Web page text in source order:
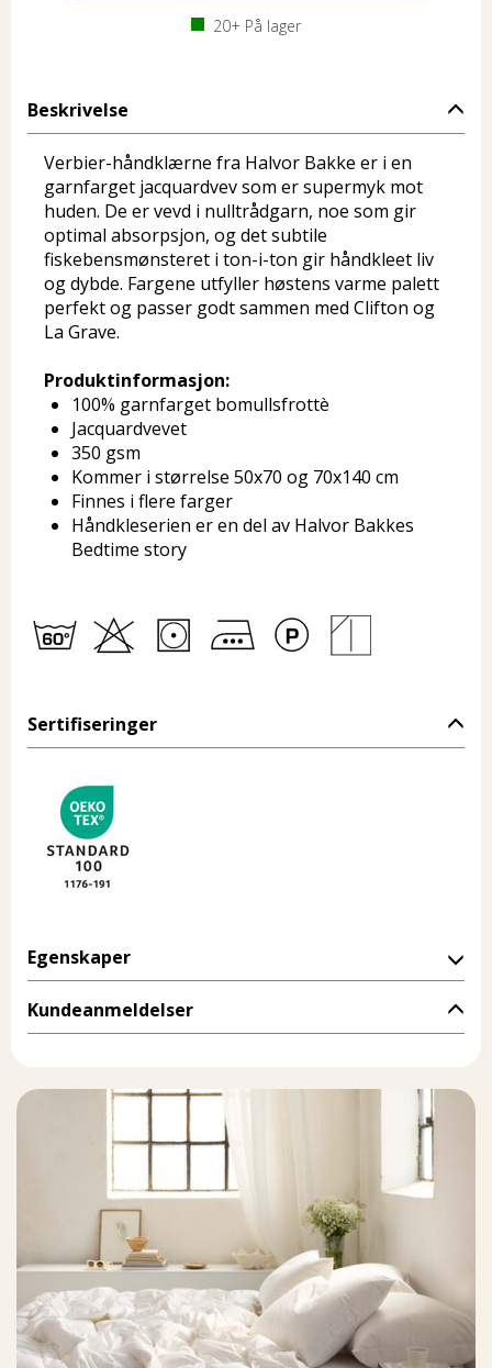
20+ På lager
Beskrivelse
Verbier-håndklærne fra Halvor Bakke er i en
garnfarget jacquardvev som er supermyk mot
huden. De er vevd i nulltrådgarn, noe som gir
optimal absorpsjon, og det subtile
fiskebensmønsteret i ton-i-ton gir håndkleet liv
og dybde. Fargene utfyller høstens varme palett
perfekt og passer godt sammen med Clifton og
La Grave.
Produktinformasjon:
100% garnfarget bomullsfrottè
Jacquardvevet
350 gsm
Kommer i størrelse 50x70 og 70x140 cm
Finnes i flere farger
Håndkleserien er en del av Halvor Bakkes
Bedtime story
Sertifiseringer
Egenskaper
Kundeanmeldelser